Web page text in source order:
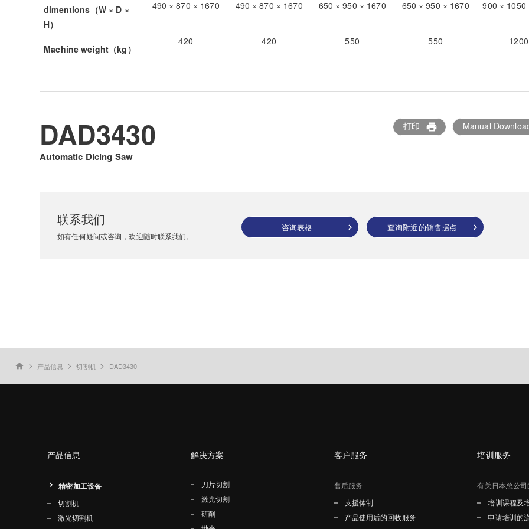
dimentions（W × D ×
H）
Machine weight（kg）
490 × 870 × 1670 490 × 870 × 1670 650 × 950 × 1670 650 × 950 × 1670 900 × 1050
420 420 550 550 1200
DAD3430
Automatic Dicing Saw
打印 print Manual
联系我们
如有任何疑问或咨询，欢迎随时联系我们。
咨询表格 查询附近的销售据点
home 产品信息 切割机 DAD3430
产品信息
精密加工设备
切割机
激光切割机
解决方案
刀片切割
激光切割
研削
客户服务
售后服务
支援体制
产品使用后的回收服务
培训服务
有关日本总公
培训课程及
申请培训的